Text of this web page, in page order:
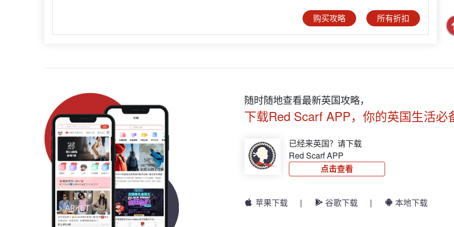
购买攻略 所有折扣
随时随地查看最新英国攻略，
下载Red Scarf APP，你的英国生活必
已经来英国？请下载
Red Scarf APP
点击查看
苹果下载 | 谷歌下载 | 本地下载